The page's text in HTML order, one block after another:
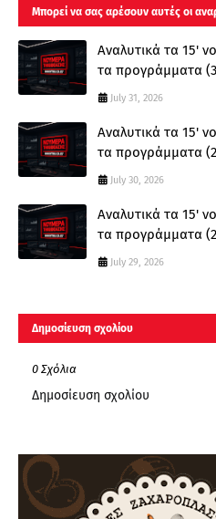
Μπορεί να σας αρέσουν αυτές οι
Αναλυτικά τα 15'
τα προγράμματα
July 31, 2026
Αναλυτικά τα 15'
τα προγράμματα
July 30, 2026
Αναλυτικά τα 15'
τα προγράμματα
July 29, 2026
Δημοσίευση σχολίου
0 Σχόλια
Δημοσίευση σχολίου